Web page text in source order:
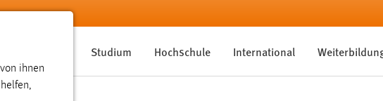
Studium Hochschule International
ihnen